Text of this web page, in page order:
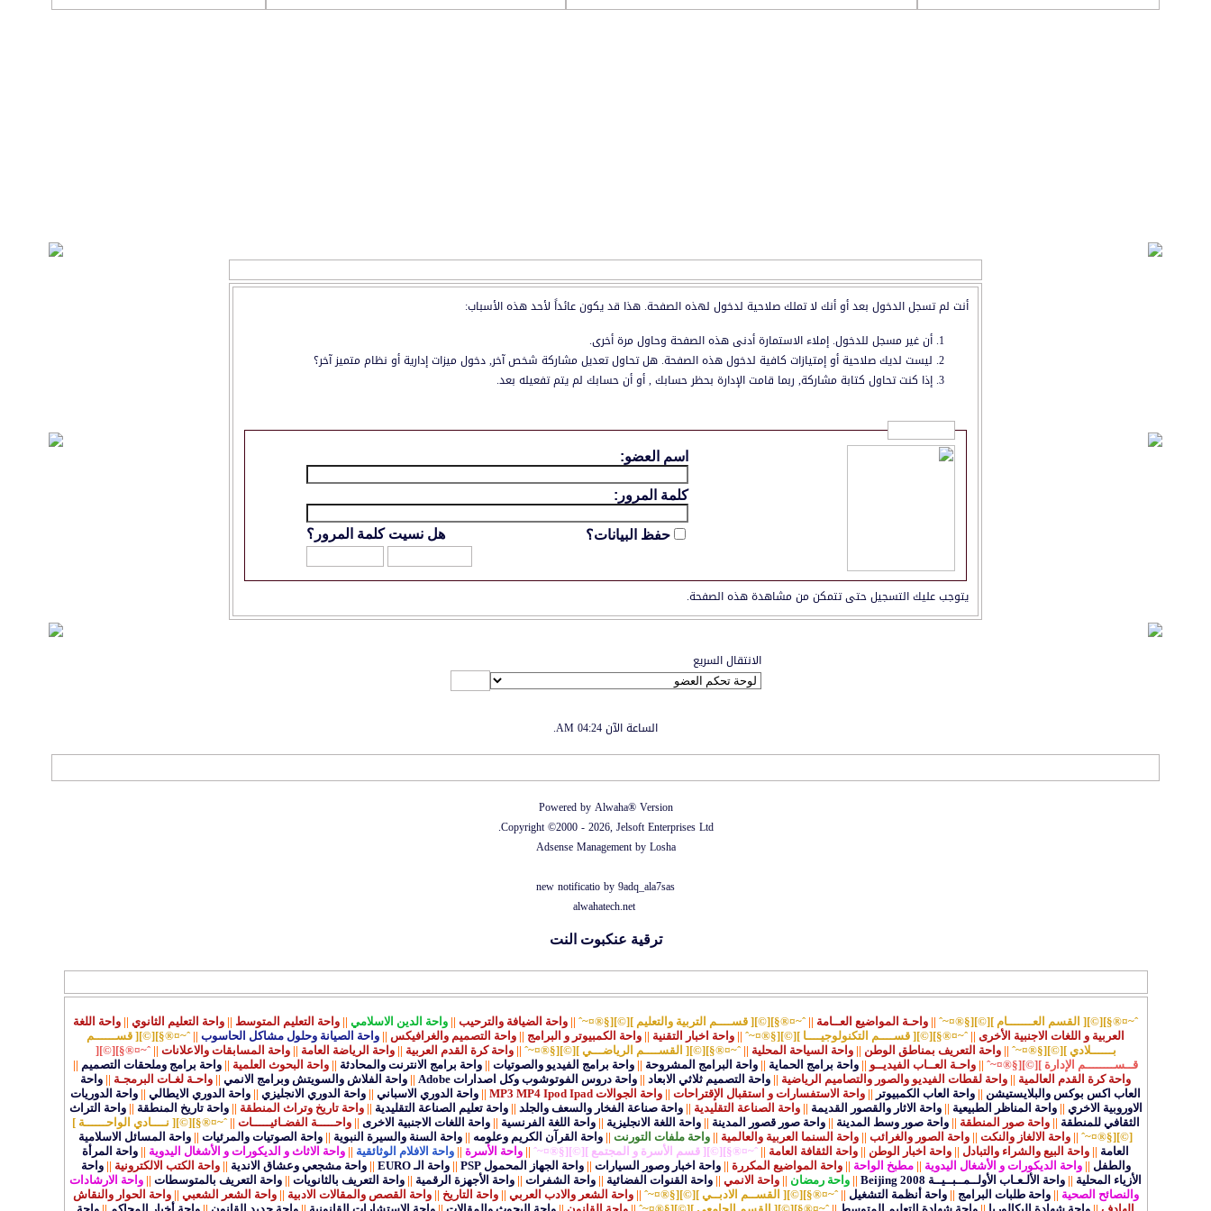
أنت لم تسجل الدخول بعد أو أنك لا تملك صلاحية لدخول لهذه الصفحة. هذا قد يكون عائداً لأحد هذه الأسباب:
أن غير مسجل للدخول. إملاء الاستمارة أدنى هذه الصفحة وحاول مرة أخرى.
ليست لديك صلاحية أو إمتيازات كافية لدخول هذه الصفحة. هل تحاول تعديل مشاركة شخص آخر, دخول ميزات إدارية أو نظام متميز آخر؟
إذا كنت تحاول كتابة مشاركة, ربما قامت الإدارة بحظر حسابك , أو أن حسابك لم يتم تفعيله بعد.
اسم العضو:
كلمة المرور:
هل نسيت كلمة المرور؟ حفظ البيانات؟
يتوجب عليكالتسجيلحتى تتمكن من مشاهدة هذه الصفحة.
الانتقال السريع
الساعة الآن04:24 AM
.
Powered by Alwaha® Version
Copyright ©2000 - 2026, Jelsoft Enterprises Ltd.
Adsense Management byLosha
new notificatio by9adq_ala7sas
alwahatech.net
ترقية عنكبوت النت
ˆ~¤®§][©][ القسم العـــــــام ][©][§®¤~ˆ || واحـة المواضيع العــامة || ˆ~¤®§][©][ قســــم التربية والتعليم ][©][§®¤~ˆ || واحة الضيافة والترحيب || واحة الدين الاسلامي || واحة التعليم المتوسط || واحة التعليم الثانوي || واحة اللغة
العربية و اللغات الاجنبية الأخرى || ˆ~¤®§][©][ قســــم التكنولوجيــــا ][©][§®¤~ˆ || واحة اخبار التقنية || واحة الكمبيوتر و البرامج || واحة التصميم والغرافيكس || واحة الصيانة وحلول مشاكل الحاسوب || ˆ~¤®§][©][ قســــــم
بــــــلادي ][©][§®¤~ˆ ||واحة التعريف بمناطق الوطن ||واحة السياحة المحلية ||ˆ~¤®§][©][ القســــم الرياضـــي ][©][§®¤~ˆ ||واحة كرة القدم العربية ||واحة الرياضة العامة ||واحة المسابقات والاعلانات ||
ˆ~¤®§][©][
قــســــــــم الإدارة ][©][§®¤~ˆ || واحـة العــاب الفيديــو || واحة برامج الحماية || واحة البرامج المشروحة || واحة برامج الفيديو والصوتيات || واحة برامج الانترنت والمحادثة || واحة البحوث العلمية || واحة برامج وملحقات التصميم ||
واحة كرة القدم العالمية || واحة لقطات الفيديو والصور والتصاميم الرياضية || واحة التصميم ثلاثي الابعاد || واحة دروس الفوتوشوب وكل اصدارات Adobe || واحة الفلاش والسويتش وبرامج الانمي || واحـة لغـات البرمجـة || واحة
العاب اكس بوكس والبلايستيشن || واحة العاب الكمبيوتر || واحة الاستفسارات و استقبال الإقتراحات || واحة الجوالات MP3 MP4 Ipod Ipad || واحة الدوري الاسباني || واحة الدوري الانجليزي || واحة الدوري الايطالي || واحة الدوريات
الاوروبية الاخري ||واحة المناظر الطبيعية ||واحة الاثار والقصور القديمة ||واحة الصناعة التقليدية ||واحة صناعة الفخار والسعف والجلد ||واحة تعليم الصناعة التقليدية ||واحة تاريخ وتراث المنطقة ||واحة تاريخ المنطقة ||واحة التراث
الثقافي للمنطقة ||واحة صور المنطقة ||واحة صور وسط المدينة ||واحة صور قصور المدينة ||واحة اللغة الانجليزية ||واحة اللغة الفرنسية ||واحة اللغات الاجنبية الاخرى ||واحـــــة الفضـائيـــــات ||ˆ~¤®§][©][ نــــادي الواحــــــة ]
[©][§®¤~ˆ
|| واحة الالغاز والنكت || واحة الصور والغرائب || واحة السنما العربية والعالمية || واحة ملفات التورنت || واحة القرآن الكريم وعلومه || واحة السنة والسيرة النبوية || واحة الصوتيات والمرئيات || واحة المسائل الاسلامية
العامة || واحة البيع والشراء والتبادل || واحة اخبار الوطن || واحة الثقافة العامة || ˆ~¤®§][©][ قسم الأسرة و المجتمع ][©][§®¤~ˆ || واحة الأسرة || واحة الافلام الوثائقية || واحة الاثاث و الديكورات و الأشغال اليدوية || واحة المرأة
والطفل ||واحة الديكورات و الأشغال اليدوية ||مطبخ الواحة ||واحة المواضيع المكررة ||واحة اخبار وصور السيارات ||واحة الجهاز المحمول PSP ||واحة الـ EURO ||واحة مشجعي وعشاق الاندية ||واحة الكتب الالكترونية ||واحة
الأزياء المحلية || واحة الألـعـاب الأولــمــبــيــة Beijing 2008 || واحة رمضان || واحة الانمي || واحة القنوات الفضائية || واحة الشفرات || واحة الأجهزة الرقمية || واحة التعريف بالثانويات || واحة التعريف بالمتوسطات || واحة الارشادات
والنصائح الصحية ||واحة طلبات البرامج ||واحة أنظمة التشغيل ||ˆ~¤®§][©][ القســم الادبــي ][©][§®¤~ˆ ||واحة الشعر والادب العربي ||واحة التاريخ ||واحة القصص والمقالات الادبية ||واحة الشعر الشعبي ||واحة الحوار والنقاش